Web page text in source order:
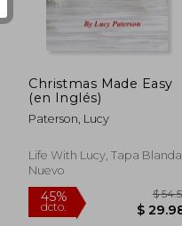
$ 43.08
$ 23.69
45%
dcto.
Christmas Made Easy
(en Inglés)
Paterson, Lucy
Life With Lucy, Tapa Blanda,
Nuevo